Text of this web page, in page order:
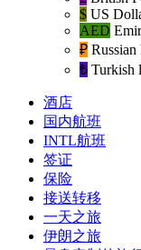
$ US
AED
₽‎ Russian
₺‎ Turkish
酒店
国内航班
INTL航班
签证
保险
接送转移
一天之旅
伊朗之旅